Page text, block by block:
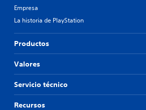
Empresa
La historia de PlayStation
Productos
Valores
Servicio técnico
Recursos